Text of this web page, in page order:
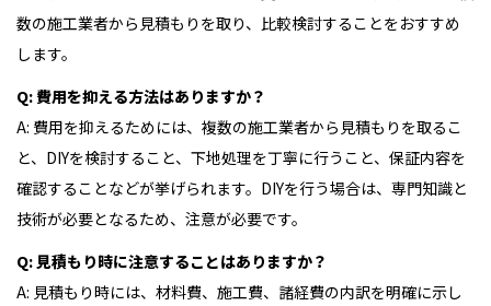
数の施工業者から見積もりを取り、比較検討することをおすすめ
します。
Q: 費用を抑える方法はありますか？
A: 費用を抑えるためには、複数の施工業者から見積もりを取るこ
と、DIYを検討すること、下地処理を丁寧に行うこと、保証内容を
確認することなどが挙げられます。DIYを行う場合は、専門知識と
技術が必要となるため、注意が必要です。
Q: 見積もり時に注意することはありますか？
A: 見積もり時には、材料費、施工費、諸経費の内訳を明確に示し